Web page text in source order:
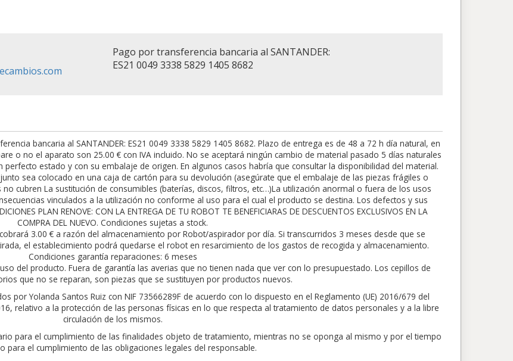
Pago por transferencia bancaria al SANTANDER:
ES21 0049 3338 5829 1405 8682
bancaria al SANTANDER: ES21 0049 3338 5829 1405 8682. Plazo de entrega es de 48 a 72 h día natural, en
o no el aparato son 25.00 € con IVA incluido. No se aceptará ningún cambio de material pasado 5 días naturales
estado y con su embalaje de origen. En algunos casos habría que consultar la disponibilidad del material.
sea colocado en una caja de cartón para su devolución (asegúrate que el embalaje de las piezas frágiles o
cubren La sustitución de consumibles (baterías, discos, filtros, etc…)La utilización anormal o fuera de los usos
vinculados a la utilización no conforme al uso para el cual el producto se destina. Los defectos y sus
PLAN RENOVE: CON LA ENTREGA DE TU ROBOT TE BENEFICIARAS DE DESCUENTOS EXCLUSIVOS EN LA
COMPRA DEL NUEVO. Condiciones sujetas a stock.
3.00 € a razón del almacenamiento por Robot/aspirador por día. Si transcurridos 3 meses desde que se
el establecimiento podrá quedarse el robot en resarcimiento de los gastos de recogida y almacenamiento.
Condiciones garantía reparaciones: 6 meses
del producto. Fuera de garantía las averias que no tienen nada que ver con lo presupuestado. Los cepillos de
que no se reparan, son piezas que se sustituyen por productos nuevos.
por Yolanda Santos Ruiz con NIF 73566289F de acuerdo con lo dispuesto en el Reglamento (UE) 2016/679 del
relativo a la protección de las personas físicas en lo que respecta al tratamiento de datos personales y a la libre
circulación de los mismos.
para el cumplimiento de las finalidades objeto de tratamiento, mientras no se oponga al mismo y por el tiempo
para el cumplimiento de las obligaciones legales del responsable.